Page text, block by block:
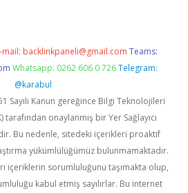
mail: backlinkpaneli@gmail.com Teams:
Whatsapp: 0262 606 0 726 Telegram:
@karabul
Sayılı Kanun gereğince Bilgi Teknolojileri
onaylanmış bir Yer Sağlayıcı
Bu nedenle, sitedeki içerikleri proaktif
yükümlülüğümüz bulunmamaktadır.
içeriklerin sorumluluğunu taşımakta olup,
kabul etmiş sayılırlar. Bu internet